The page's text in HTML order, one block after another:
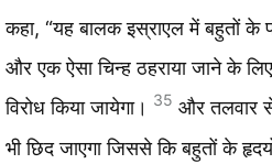
कहा, “यह बालक इस्राएल में बहुतों के
और एक ऐसा चिन्ह ठहराया जाने के लिए
विरोध किया जायेगा। 35 और तलवार
भी छिद जाएगा जिससे कि बहुतों के